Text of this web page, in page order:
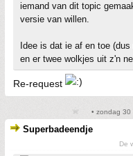
iemand van dit topic
versie van willen.
Idee is dat ie af en toe
en er twee wolkjes uit z'n
Re-request
• zondag
Superbadeendje
De